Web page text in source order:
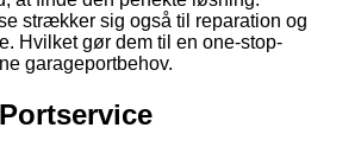
strækker sig også til reparation og
Hvilket gør dem til en one-stop-
garageportbehov.